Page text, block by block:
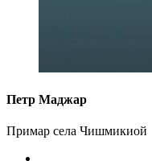
Петр Маджар
Примар села Чишмикиой